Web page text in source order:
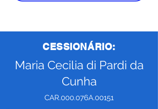
CESSIONÁRIO:
Maria Cecilia di Pardi da
Cunha
CAR.000.076A.00151